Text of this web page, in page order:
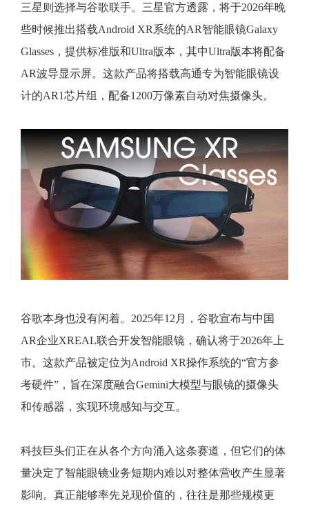
三星则选择与谷歌联手。三星官方透露，将于2026年晚
些时候推出搭载Android XR系统的AR智能眼镜Galaxy
Glasses，提供标准版和Ultra版本，其中Ultra版本将配备
AR波导显示屏。这款产品将搭载高通专为智能眼镜设
计的AR1芯片组，配备1200万像素自动对焦摄像头。
谷歌本身也没有闲着。2025年12月，谷歌宣布与中国
AR企业XREAL联合开发智能眼镜，确认将于2026年上
市。这款产品被定位为Android XR操作系统的“官方参
考硬件”，旨在深度融合Gemini大模型与眼镜的摄像头
和传感器，实现环境感知与交互。
科技巨头们正在从各个方向涌入这条赛道，但它们的体
量决定了智能眼镜业务短期内难以对整体营收产生显著
影响。真正能够率先兑现价值的，往往是那些规模更